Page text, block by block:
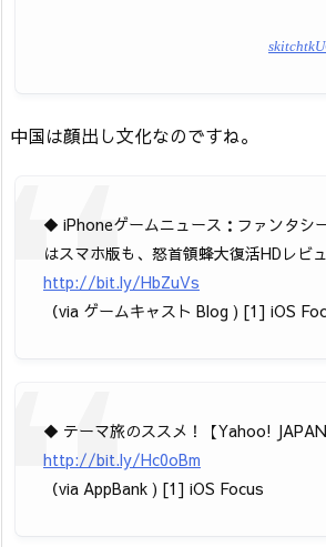
中国は顔出し文化なのですね。
◆ iPhoneゲームニュース：ファンタシ
はスマホ版も、怒首領蜂大復活HDレビ
http://bit.ly/HbZuVs
（via ゲームキャスト Blog ) [1] iOS
◆ テーマ旅のススメ！【Yahoo! JAPAN
http://bit.ly/Hc0oBm
（via AppBank ) [1] iOS Focus